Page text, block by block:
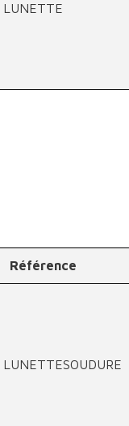
LUNETTE
Référence
LUNETTESOUDURE